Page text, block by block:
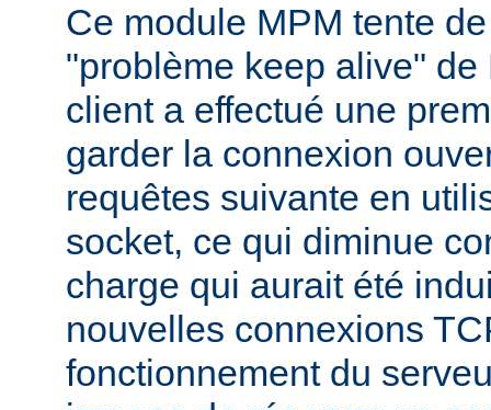
Ce module MPM tente
"problème keep alive" de
client a effectué une
garder la connexion
requêtes suivante en
socket, ce qui diminue
charge qui aurait été
nouvelles connexions
fonctionnement du